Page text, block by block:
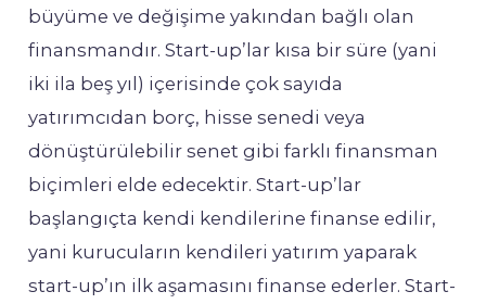
büyüme ve değişime yakından bağlı olan
finansmandır. Start-up’lar kısa bir süre (yani
iki ila beş yıl) içerisinde çok sayıda
yatırımcıdan borç, hisse senedi veya
dönüştürülebilir senet gibi farklı finansman
biçimleri elde edecektir. Start-up’lar
başlangıçta kendi kendilerine finanse edilir,
yani kurucuların kendileri yatırım yaparak
start-up’ın ilk aşamasını finanse ederler. Start-